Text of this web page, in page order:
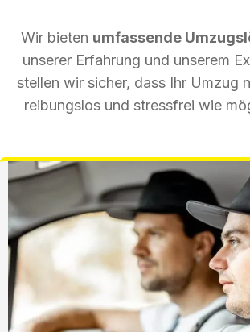
Wir bieten umfassende
unserer Erfahrung und unserem
stellen wir sicher, dass Ihr Umzug
reibungslos und stressfrei wie